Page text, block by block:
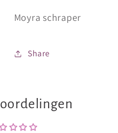
Moyra schraper
Share